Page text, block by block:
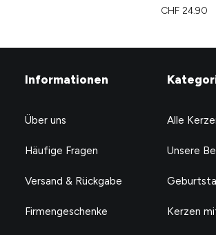
CHF 24.90
Informationen
Über uns
Häufige Fragen
Versand & Rückgabe
Firmengeschenke
Alle
Unsere
Kerzen